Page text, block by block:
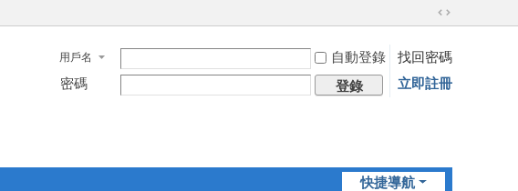
切
到
寬
版
用戶名 自動登錄
找回密碼
密碼
登錄 立即註冊
快捷導航